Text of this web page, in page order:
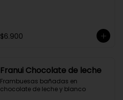
$6.900
Franui Chocolate de leche
Frambuesas bañadas en
chocolate de leche y blanco